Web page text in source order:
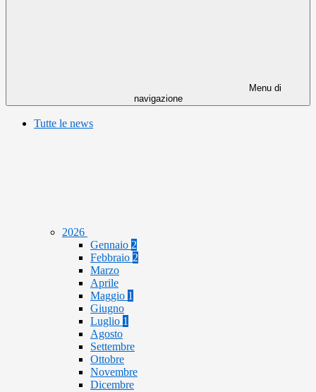
Menu di
navigazione
Tutte le news
2026
Gennaio 2
Febbraio 2
Marzo
Aprile
Maggio 1
Giugno
Luglio 1
Agosto
Settembre
Ottobre
Novembre
Dicembre